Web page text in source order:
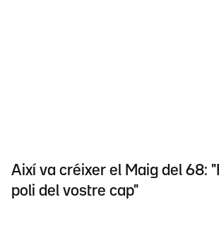
Així va créixer el Maig del 68:
poli del vostre cap"